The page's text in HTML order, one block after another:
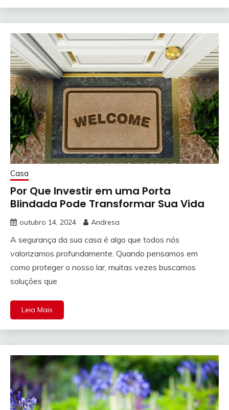
Casa
Por Que Investir em uma Porta
Blindada Pode Transformar Sua Vida
outubro 14, 2024 Andresa
A segurança da sua casa é algo que todos nós
valorizamos profundamente. Quando pensamos em
como proteger o nosso lar, muitas vezes buscamos
soluções que
Leia Mais